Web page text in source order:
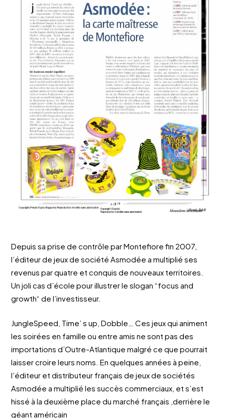
Depuis sa prise de contrôle par Montefiore fin 2007,
l’éditeur de jeux de société Asmodée a multiplié ses
revenus par quatre et conquis de nouveaux territoires.
Un joli cas d’école pour illustrer le slogan “focus and
growth“ de l’investisseur.
JungleSpeed, Time’ s up, Dobble… Ces jeux qui animent
les soirées en famille ou entre amis ne sont pas des
importations d’Outre-Atlantique malgré ce que pourrait
laisser croire leurs noms. En quelques années à peine,
l’éditeur et distributeur français de jeux de sociétés
Asmodée a multiplié les succès commerciaux, et s’est
hissé à la deuxième place du marché français ,derrière le
géant américain